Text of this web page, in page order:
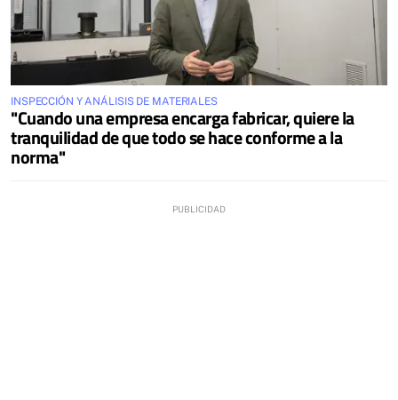
INSPECCIÓN Y ANÁLISIS DE MATERIALES
"Cuando una empresa encarga fabricar, quiere la
tranquilidad de que todo se hace conforme a la
norma"